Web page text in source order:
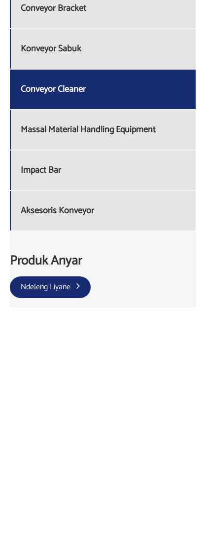
Conveyor Bracket
Konveyor Sabuk
Conveyor Cleaner
Massal Material Handling Equipment
Impact Bar
Aksesoris Konveyor
Produk Anyar
Ndeleng Liyane